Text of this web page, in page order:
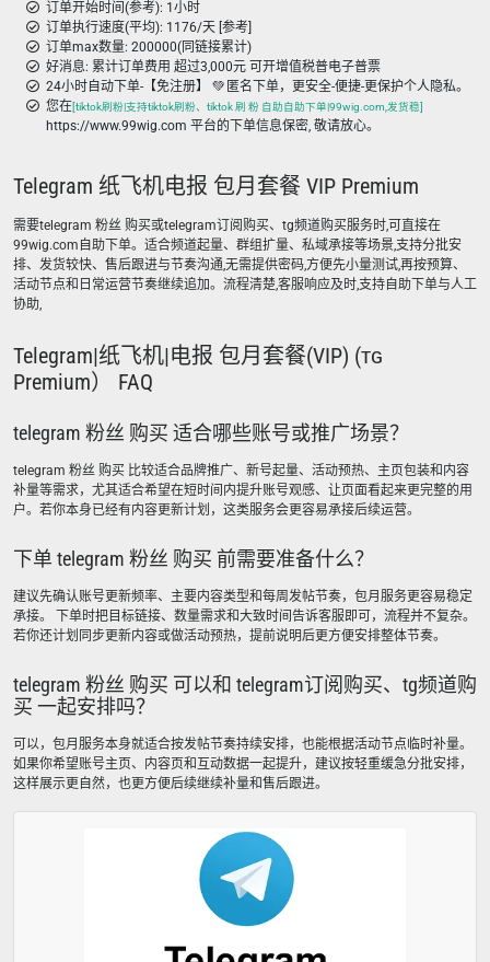
订单开始时间(参考): 1小时
订单执行速度(平均): 1176/天 [参考]
订单max数量: 200000(同链接累计)
好消息: 累计订单费用 超过3,000元 可开增值税普电子普票
24小时自动下单-【免注册】 💚 匿名下单，更安全-便捷-更保护个人隐私。
您在[tiktok刷粉|支持tiktok刷粉、tiktok 刷 粉 自助自助下单|99wig.com,发货稳]
https://www.99wig.com 平台的下单信息保密, 敬请放心。
Telegram 纸飞机电报 包月套餐 VIP Premium
需要telegram 粉丝 购买或telegram订阅购买、tg频道购买服务时,可直接在
99wig.com自助下单。适合频道起量、群组扩量、私域承接等场景,支持分批安
排、发货较快、售后跟进与节奏沟通,无需提供密码,方便先小量测试,再按预算、
活动节点和日常运营节奏继续追加。流程清楚,客服响应及时,支持自助下单与人工
协助,
Telegram|纸飞机|电报 包月套餐(VIP) (ᴛɢ
Premium） FAQ
telegram 粉丝 购买 适合哪些账号或推广场景？
telegram 粉丝 购买 比较适合品牌推广、新号起量、活动预热、主页包装和内容
补量等需求，尤其适合希望在短时间内提升账号观感、让页面看起来更完整的用
户。若你本身已经有内容更新计划，这类服务会更容易承接后续运营。
下单 telegram 粉丝 购买 前需要准备什么？
建议先确认账号更新频率、主要内容类型和每周发帖节奏，包月服务更容易稳定
承接。 下单时把目标链接、数量需求和大致时间告诉客服即可，流程并不复杂。
若你还计划同步更新内容或做活动预热，提前说明后更方便安排整体节奏。
telegram 粉丝 购买 可以和 telegram订阅购买、tg频道购
买 一起安排吗？
可以，包月服务本身就适合按发帖节奏持续安排，也能根据活动节点临时补量。
如果你希望账号主页、内容页和互动数据一起提升，建议按轻重缓急分批安排，
这样展示更自然，也更方便后续继续补量和售后跟进。